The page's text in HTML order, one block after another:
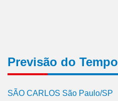
Previsão do Tempo
SÃO CARLOS São Paulo/SP